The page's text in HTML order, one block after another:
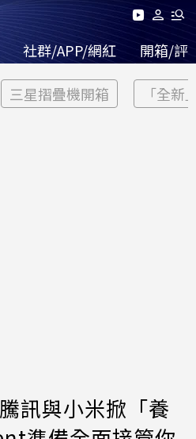
社群/APP/網紅 開箱/評
三星摺疊機開箱 「全新
訊與小米掀「養